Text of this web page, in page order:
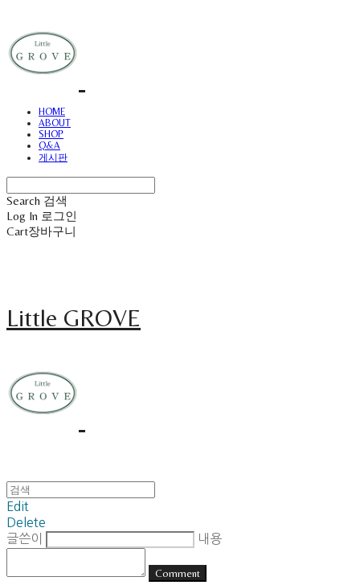
HOME
ABOUT
SHOP
Q&A
게시판
Search 검색
Log In 로그인
Cart장바구니
Little GROVE
Edit
Delete
글쓴이
내용
Comment